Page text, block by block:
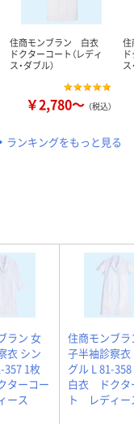
住商モンブラン 白衣
ドクターコート（レディ
ス・ダブル）
￥2,780～ （税込）
ス
ランキングをもっと見る
ラン 女
衣 シン
357 1枚
ターコー
ース
住商モンブラ
子半袖診察衣
グル L 81-
白衣 ドクタ
ト レディー